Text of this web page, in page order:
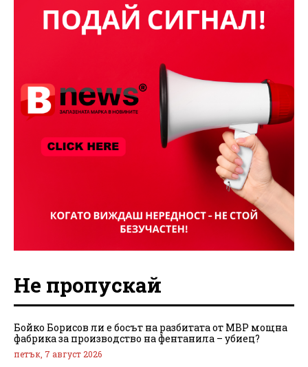
Не пропускай
Бойко Борисов ли е босът на разбитата от МВР мощна
фабрика за производство на фентанила – убиец?
петък, 7 август 2026